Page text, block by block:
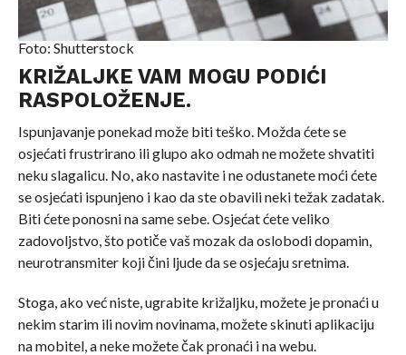
Foto: Shutterstock
KRIŽALJKE VAM MOGU PODIĆI
RASPOLOŽENJE.
Ispunjavanje ponekad može biti teško. Možda ćete se
osjećati frustrirano ili glupo ako odmah ne možete shvatiti
neku slagalicu. No, ako nastavite i ne odustanete moći ćete
se osjećati ispunjeno i kao da ste obavili neki težak zadatak.
Biti ćete ponosni na same sebe. Osjećat ćete veliko
zadovoljstvo, što potiče vaš mozak da oslobodi dopamin,
neurotransmiter koji čini ljude da se osjećaju sretnima.
Stoga, ako već niste, ugrabite križaljku, možete je pronaći u
nekim starim ili novim novinama, možete skinuti aplikaciju
na mobitel, a neke možete čak pronaći i na webu.